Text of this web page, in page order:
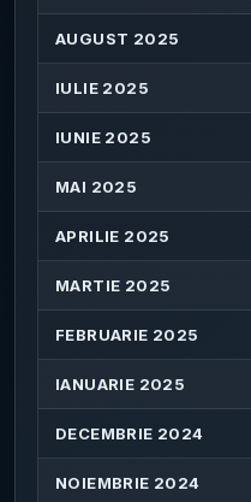
AUGUST 2025
IULIE 2025
IUNIE 2025
MAI 2025
APRILIE 2025
MARTIE 2025
FEBRUARIE 2025
IANUARIE 2025
DECEMBRIE 2024
NOIEMBRIE 2024